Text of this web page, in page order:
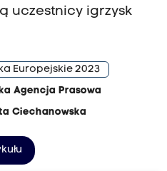
uczestnicy igrzysk
Europejskie 2023
Agencja Prasowa
Ciechanowska